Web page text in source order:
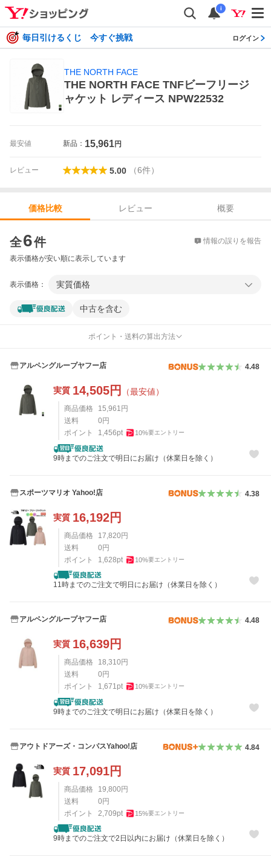
i
毎日引けるくじ 今すぐ挑戦 ログイン
THE NORTH FACE
THE NORTH FACE TNFビーフリージ
ャケット レディース NPW22532
最安値 新品： 15,961円
レビュー 5.00 （6件）
価格比較 レビュー
概要
全6件 情報の誤りを報告
表示価格が安い順に表示しています
表示価格： 実質価格
中古を含む
ポイント・送料の算出方法
アルペングループヤフー店 4.48
実質 14,505円 （最安値）
商品価格 15,961 円
送料
0 円
ポイント
1,456pt 10%要エントリー
9時までのご注文で明日にお届け（休業日を除く）
スポーツマリオ Yahoo!店 4.38
実質 16,192円
商品価格 17,820円
送料
0円
ポイント
1,628pt 10%要エントリー
11時までのご注文で明日にお届け（休業日を除く）
アルペングループヤフー店 4.48
実質 16,639円
商品価格 18,310 円
送料
0 円
ポイント
1,671pt 10%要エントリー
9時までのご注文で明日にお届け（休業日を除く）
アウトドアーズ・コンパスYahoo!店 4.84
実質 17,091円
商品価格 19,800円
送料
0円
ポイント
2,709pt 15%要エントリー
9時までのご注文で2日以内にお届け（休業日を除く）